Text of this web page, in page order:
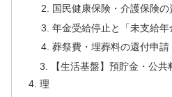
国民健康保険・介護保険の
年金受給停止と「未支給
葬祭費・埋葬料の還付申請
3. 【生活基盤】預貯金・公共
理